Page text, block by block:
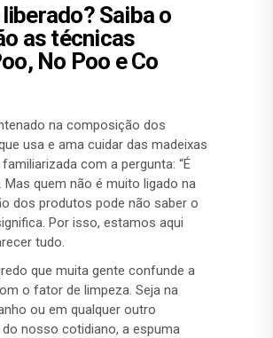
liberado? Saiba o
as técnicas
No Poo e Co
na composição dos
usa e ama cuidar das madeixas
com a pergunta: “É
Mas quem não é muito ligado na
dos produtos pode não saber o
Por isso, estamos aqui
tudo.
que muita gente confunde a
o fator de limpeza. Seja na
ou em qualquer outro
nosso cotidiano, a espuma